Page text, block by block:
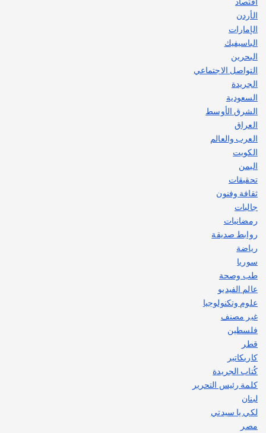
الأردن
الإمارات
الباسيفيك
البحرين
التواصل الاجتماعي
الجريدة
السعودية
الشرق الأوسط
العراق
العرب والعالم
الكويت
اليمن
تحقيقات
ثقافة وفنون
جاليات
رمضانيات
روابط صديقة
رياضة
سوريا
طب وصحة
عالم الفيديو
علوم وتكنولوجيا
غير مصنف
فلسطين
قطر
كاريكاتير
كُتاب الجريدة
كلمة رئيس التحرير
لبنان
لكي يا سيدتي
مصر